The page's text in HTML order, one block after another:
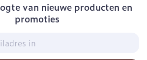
van nieuwe producten en
promoties